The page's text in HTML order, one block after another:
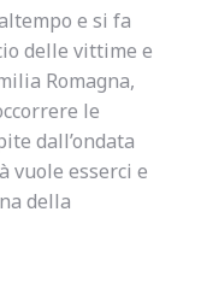
e si fa
delle vittime e
Romagna,
le
dall’ondata
vuole esserci e
della